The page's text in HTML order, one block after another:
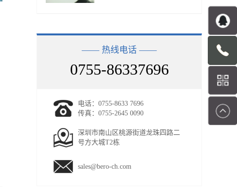
—— 热线电话 ——
0755-86337696
电话：0755-8633 7696
传真：0755-2645 0090
深圳市南山区桃源街道龙珠四路二
号方大城T2栋
sales@bero-ch.com